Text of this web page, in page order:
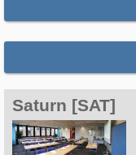
Saturn [SAT]